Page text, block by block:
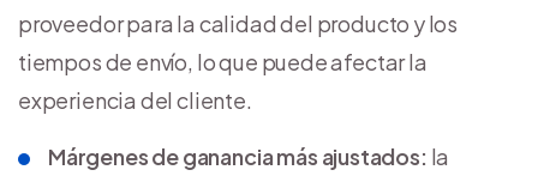
proveedor para la calidad del producto y los
tiempos de envío, lo que puede afectar la
experiencia del cliente.
Márgenes de ganancia más ajustados: la